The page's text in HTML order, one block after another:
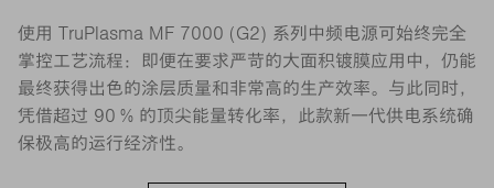
使用 TruPlasma MF 7000 (G2) 系列中频电源可始终完全
掌控工艺流程：即便在要求严苛的大面积镀膜应用中，仍能
最终获得出色的涂层质量和非常高的生产效率。与此同时，
凭借超过 90 % 的顶尖能量转化率，此款新一代供电系统确
保极高的运行经济性。